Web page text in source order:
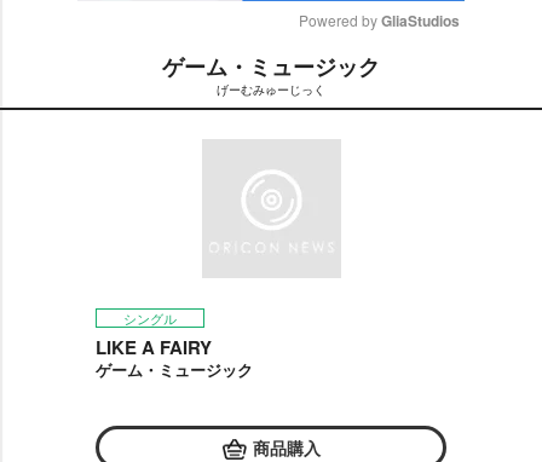
t
Powered by GliaStudios
ゲーム・ミュージック
げーむみゅーじっく
シングル
LIKE A FAIRY
ゲーム・ミュージック
商品購入